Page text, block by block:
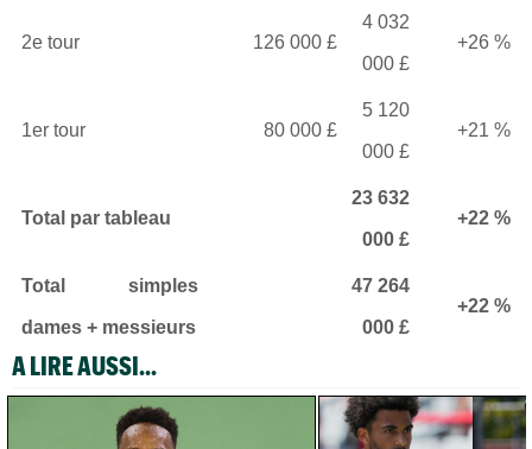
2e tour 126 000 £
4 032
000 £
+26 %
1er tour 80 000 £
5 120
000 £
+21 %
Total par tableau
23 632
000 £
+22 %
Total simples
dames + messieurs
47 264
000 £
+22 %
A LIRE AUSSI...